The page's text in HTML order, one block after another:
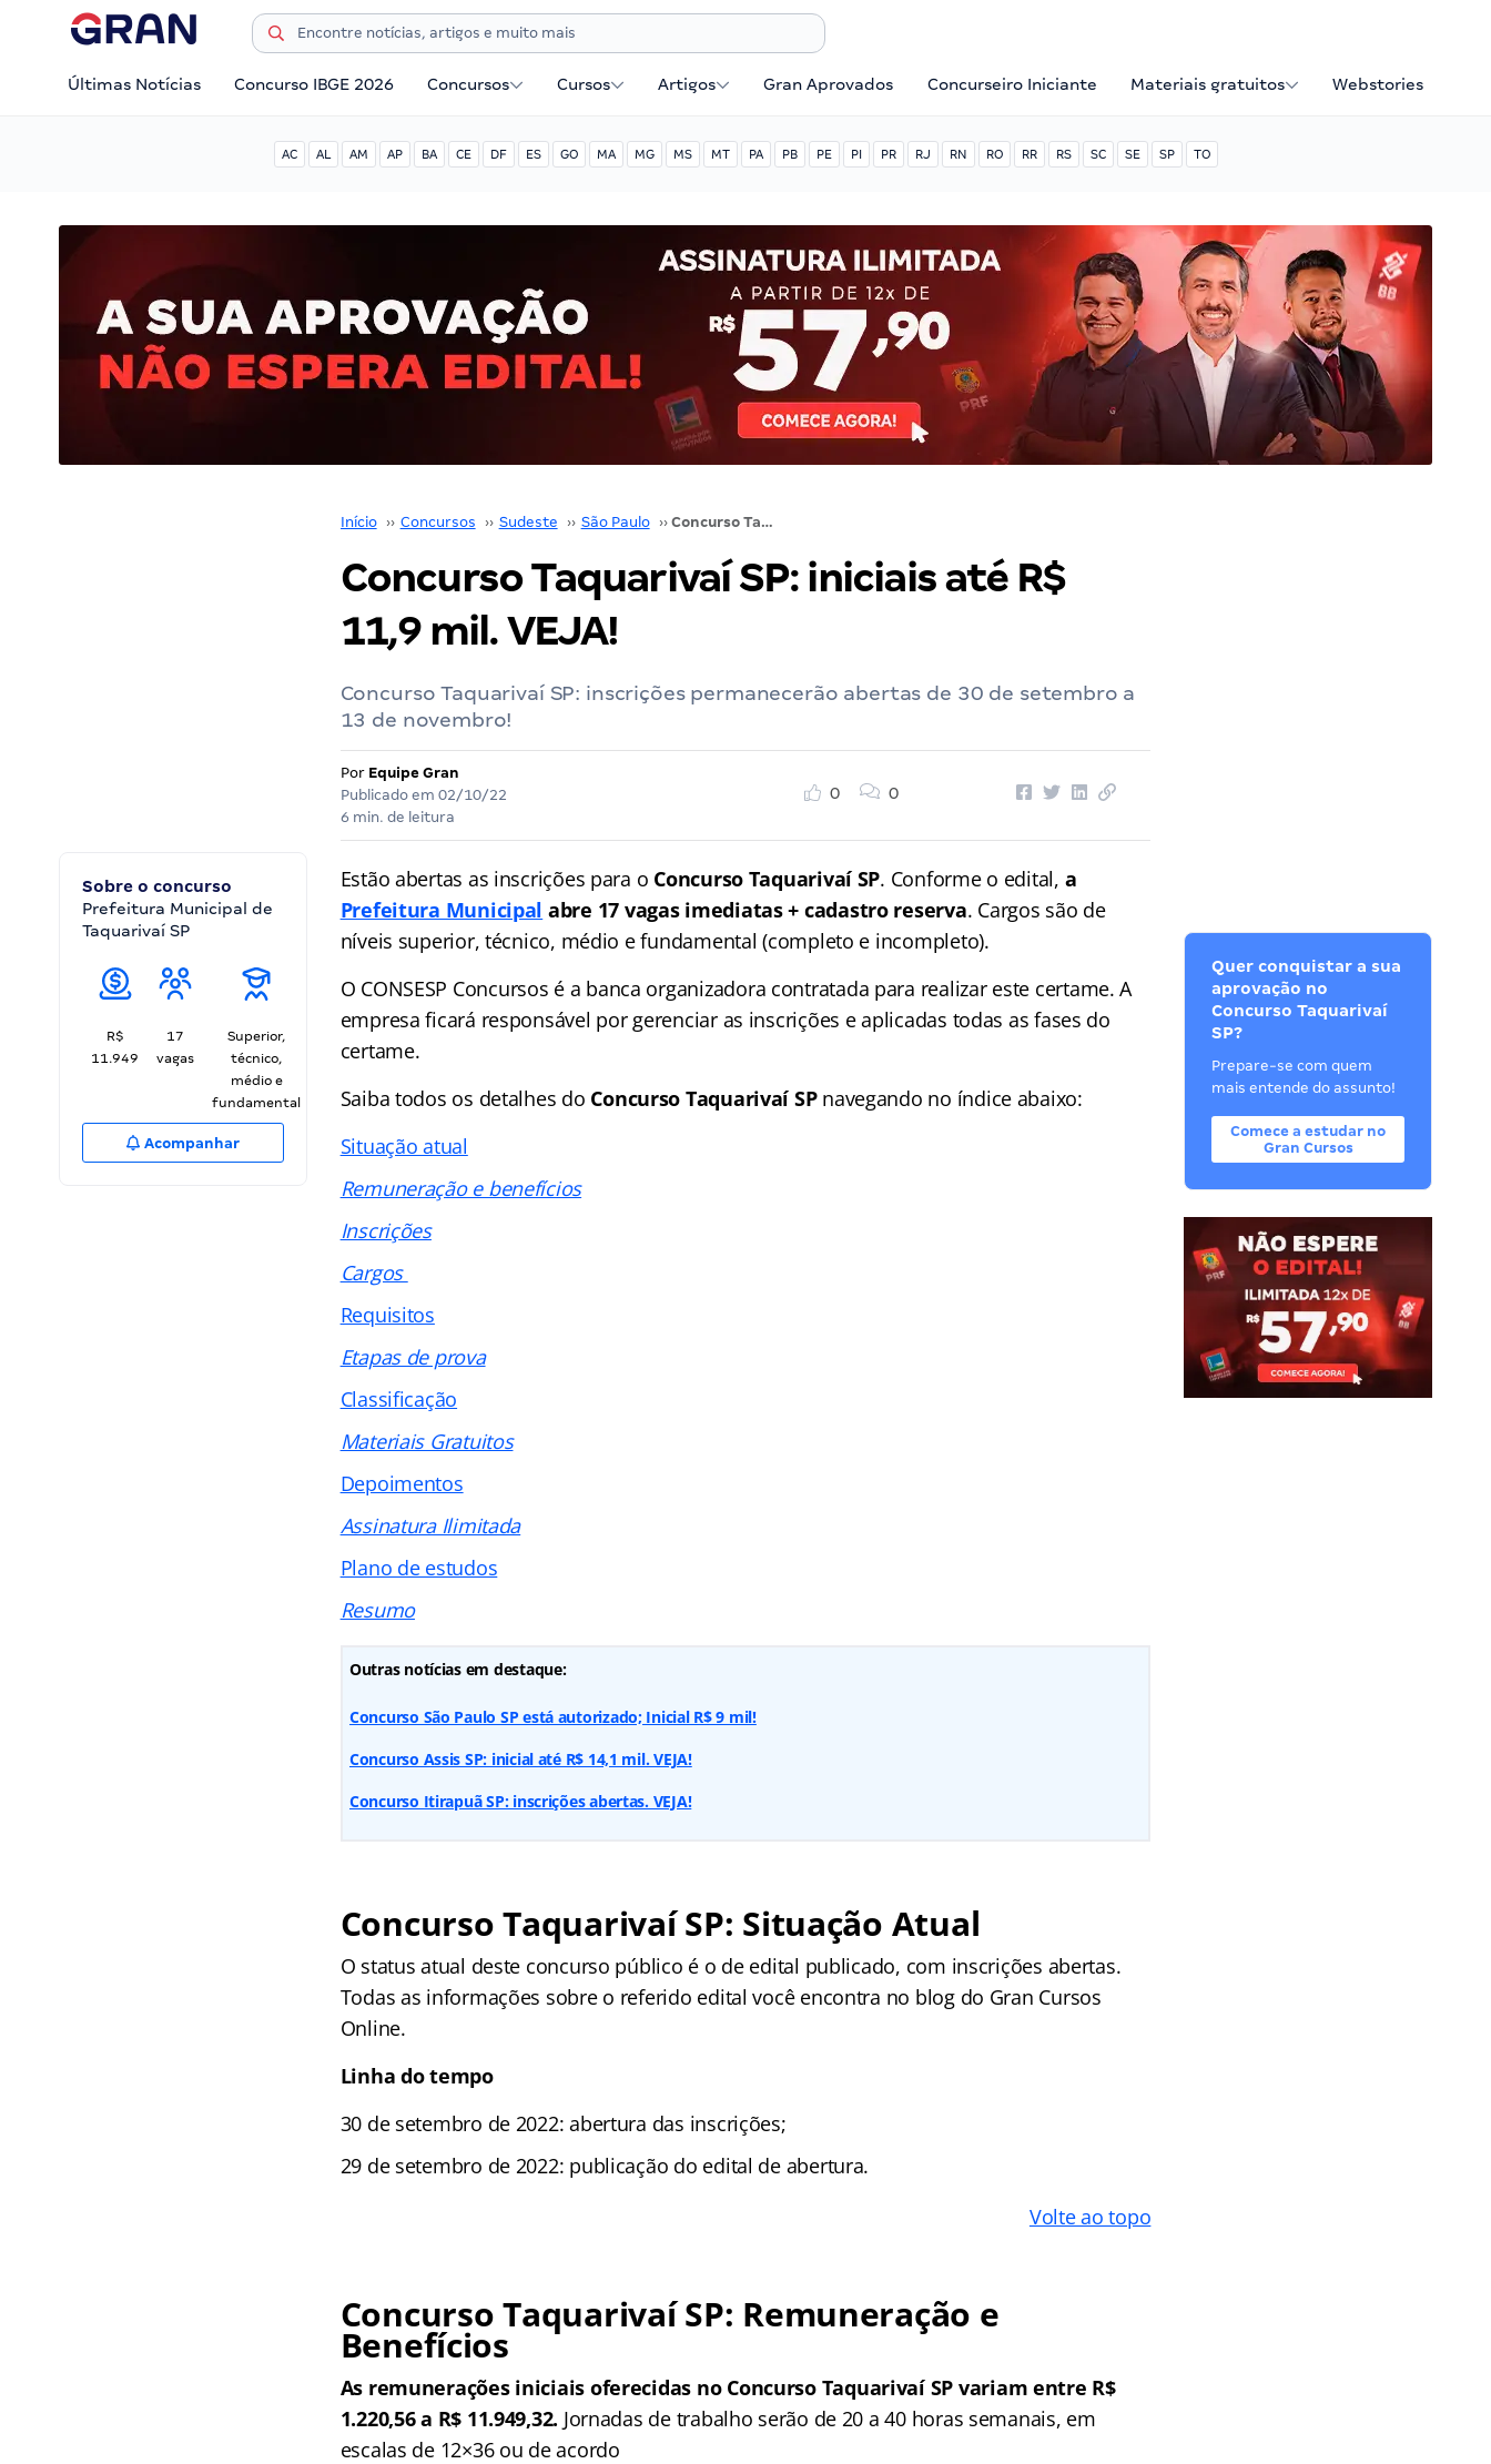
Últimas Notícias Concurso IBGE 2026 Concursos Cursos Artigos Gran Aprovados Concurseiro Iniciante Materiais gratuitos Webstories
AC AL AM AP BA CE DF ES GO MA MG MS MT PA PB PE PI PR RJ RN RO RR RS SC SE SP TO
Início ›› Concursos ›› Sudeste ›› São Paulo ›› Concurso Taquarivaí SP: iniciais até R$ 11,9 mil. VEJA!
Concurso Taquarivaí SP: iniciais até R$
11,9 mil. VEJA!
Concurso Taquarivaí SP: inscrições permanecerão abertas de 30 de setembro a
13 de novembro!
Por Equipe Gran
Publicado em 02/10/22
6 min. de leitura
0 0
Sobre o concurso
Prefeitura Municipal de
Taquarivaí SP
R$
11.949
17
vagas
Superior,
técnico,
médio e
fundamental
Acompanhar
Estão abertas as inscrições para o Concurso Taquarivaí SP. Conforme o edital, a
Prefeitura Municipal abre 17 vagas imediatas + cadastro reserva. Cargos são de
níveis superior, técnico, médio e fundamental (completo e incompleto).
O CONSESP Concursos é a banca organizadora contratada para realizar este certame. A
empresa ficará responsável por gerenciar as inscrições e aplicadas todas as fases do
certame.
Saiba todos os detalhes do Concurso Taquarivaí SPnavegando no índice abaixo:
Situação atual
Remuneração e benefícios
Inscrições
Cargos
Requisitos
Etapas de prova
Classificação
Materiais Gratuitos
Depoimentos
Assinatura Ilimitada
Plano de estudos
Resumo
Outras notícias em destaque:
Concurso São Paulo SP está autorizado; Inicial R$ 9 mil!
Concurso Assis SP: inicial até R$ 14,1 mil. VEJA!
Concurso Itirapuã SP: inscrições abertas. VEJA!
Concurso Taquarivaí SP: Situação Atual
O status atual deste concurso público é o de edital publicado, com inscrições abertas.
Todas as informações sobre o referido edital você encontra no blog do Gran Cursos
Online.
Linha do tempo
30 de setembro de 2022: abertura das inscrições;
29 de setembro de 2022: publicação do edital de abertura.
Volte ao topo
Concurso Taquarivaí SP: Remuneração e
Benefícios
As remunerações iniciais oferecidas no Concurso Taquarivaí SP variam entre R$
1.220,56 a R$ 11.949,32. Jornadas de trabalho serão de 20 a 40 horas semanais, em
escalas de 12×36 ou de acordo
Quer conquistar a sua
aprovação no
Concurso Taquarivaí
SP?
Prepare-se com quem
mais entende do assunto!
Comece a estudar no
Gran Cursos